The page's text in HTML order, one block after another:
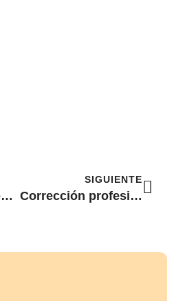
7 errores comunes al autopublicar un libro y cómo evitarlos
SIGUIENTE
Corrección profesional: la guía esencial que todo autor necesita